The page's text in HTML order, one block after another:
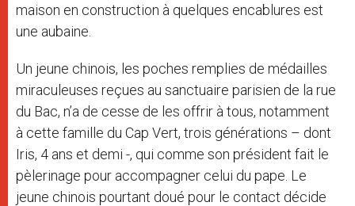
maison en construction à quelques encablures est
une aubaine.
Un jeune chinois, les poches remplies de médailles
miraculeuses reçues au sanctuaire parisien de la rue
du Bac, n’a de cesse de les offrir à tous, notamment
à cette famille du Cap Vert, trois générations – dont
Iris, 4 ans et demi -, qui comme son président fait le
pèlerinage pour accompagner celui du pape. Le
jeune chinois pourtant doué pour le contact décide